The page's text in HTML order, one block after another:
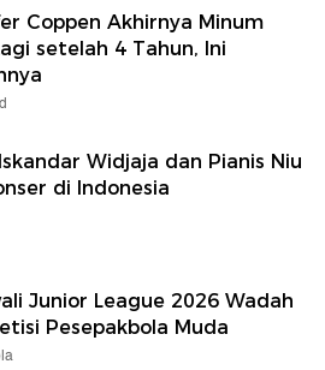
Coppen Akhirnya Minum
setelah 4 Tahun, Ini
Widjaja dan Pianis Niu
di Indonesia
Junior League 2026 Wadah
Pesepakbola Muda